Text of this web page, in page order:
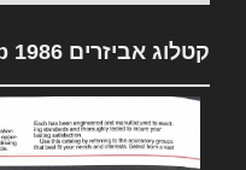
קטלוג אביזרים Jeep 1986